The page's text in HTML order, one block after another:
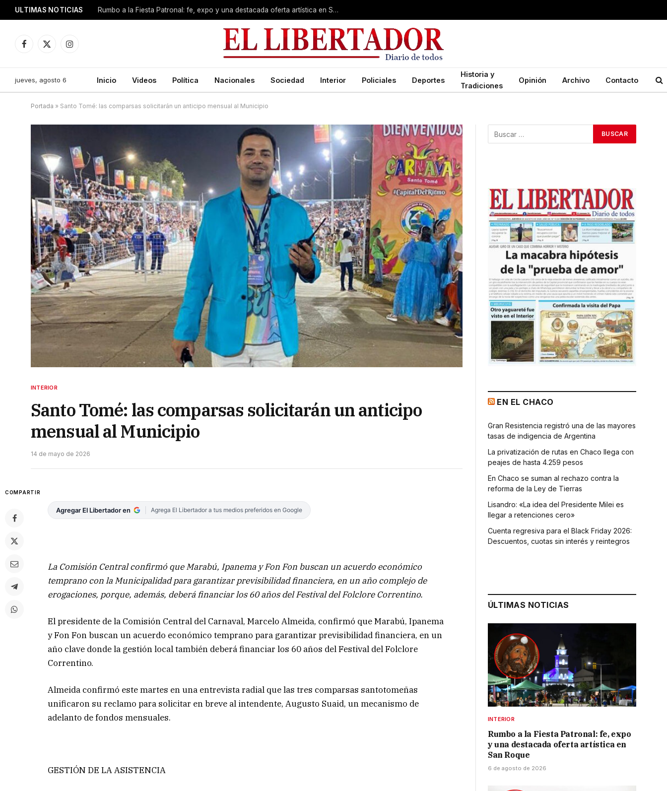
ULTIMAS NOTICIAS Rumbo a la Fiesta Patronal: fe, expo y una destacada oferta artística en San Roque
Facebook
X
Instagram
jueves, agosto 6 Inicio Videos Política Nacionales Sociedad Interior Policiales Deportes
Historia y
Tradiciones
Opinión Archivo Contacto
Portada » Santo Tomé: las comparsas solicitarán un anticipo mensual al Municipio
INTERIOR
Santo Tomé: las comparsas solicitarán un anticipo
mensual al Municipio
14 de mayo de 2026
COMPARTIR
Agregar El Libertador en Agrega El Libertador a tus medios preferidos en Google
La Comisión Central confirmó que Marabú, Ipanema y Fon Fon buscan un acuerdo económico
temprano con la Municipalidad para garantizar previsibilidad financiera, en un año complejo de
erogaciones, porque, además, deberá financiar los 60 años del Festival del Folclore Correntino.
El presidente de la Comisión Central del Carnaval, Marcelo Almeida, confirmó que Marabú, Ipanema
y Fon Fon buscan un acuerdo económico temprano para garantizar previsibilidad financiera, en un
año clave donde la gestión local también deberá financiar los 60 años del Festival del Folclore
Correntino.
Almeida confirmó este martes en una entrevista radial que las tres comparsas santotomeñas
unificaron su reclamo para solicitar en breve al intendente, Augusto Suaid, un mecanismo de
adelanto de fondos mensuales.
GESTIÓN DE LA ASISTENCIA
EN EL CHACO
Gran Resistencia registró una de las mayores
tasas de indigencia de Argentina
La privatización de rutas en Chaco llega con
peajes de hasta 4.259 pesos
En Chaco se suman al rechazo contra la
reforma de la Ley de Tierras
Lisandro: «La idea del Presidente Milei es
llegar a retenciones cero»
Cuenta regresiva para el Black Friday 2026:
Descuentos, cuotas sin interés y reintegros
ÚLTIMAS NOTICIAS
INTERIOR
Rumbo a la Fiesta Patronal: fe, expo
y una destacada oferta artística en
San Roque
6 de agosto de 2026